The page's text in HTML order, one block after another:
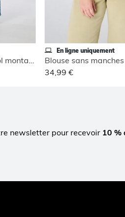
Blouse sans manches à col montant
En ligne uniquement
34,99 €
newsletter pour recevoir 10 %